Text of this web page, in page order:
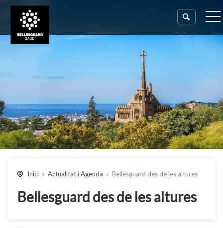
Inici Actualitat i Agenda Bellesguard des de les altures
Bellesguard des de les altures